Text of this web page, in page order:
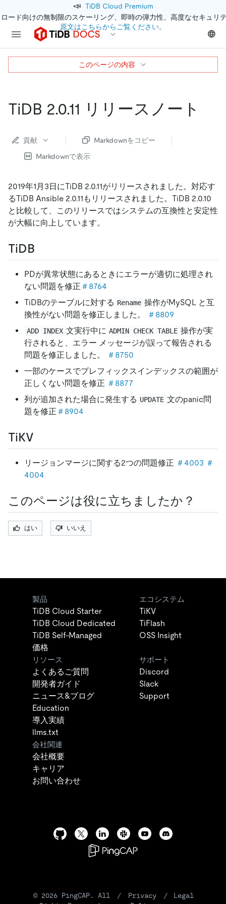
📣 TiDB Cloud Premium
ード向けの無制限のスケーリング、即時の弾力性、高度なセキュリ
原文はこちらからご覧ください。
TiDB 2.0.11 リリースノート
貢献
Markdownをコピー
Markdownで表示
2019年1月3日にTiDB 2.0.11がリリースされました。対応す
るTiDB Ansible 2.0.11もリリースされました。TiDB 2.0.10
と比較して、このリリースではシステムの互換性と安定性
が大幅に向上しています。
TiDB
PDが異常状態にあるときにエラーが適切に処理され
ない問題を修正 ＃8764
TiDBのテーブルに対する Rename 操作がMySQL と互
換性がない問題を修正しました。
＃8809
ADD INDEX 文実行中に ADMIN CHECK TABLE 操作が実
行されると、エラー メッセージが誤って報告される
問題を修正しました。
＃8750
一部のケースでプレフィックスインデックスの範囲が
正しくない問題を修正 ＃8877
列が追加された場合に発生する UPDATE 文のpanic問
題を修正 ＃8904
TiKV
リージョンマージに関する2つの問題修正 ＃4003 ＃
4004
このページは役に立ちましたか？
はい いいえ
このページの内容
製品
TiDB Cloud Starter
TiDB Cloud Dedicated
TiDB Self-Managed
価格
エコシステム
TiKV
TiFlash
OSS Insight
リソース
よくあるご質問
開発者ガイド
ニュース&ブログ
Education
導入実績
llms.txt
サポート
Discord
Slack
Support
会社関連
会社概要
キャリア
お問い合わせ
© 2026PingCAP. All
/
Privacy
/ Legal